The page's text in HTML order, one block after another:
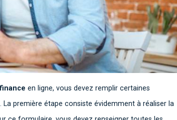
en ligne, vous devez remplir certaines
première étape consiste évidemment à réaliser la